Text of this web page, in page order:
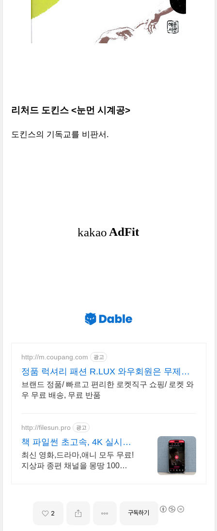
리처드 도킨스 <눈먼 시계공>
도킨스의 기독교를 비판서.
http://m.coupang.com 광고
정품 럭셔리 패션 R.LUX 와우회원은 무제한
무료 배송
브랜드 정품/ 빠르고 편리한 로켓직구 쇼핑/ 로켓 와
우 무료 배송, 무료 반품
http://filesun.pro 광고
책 파일썬 초고속, 4K 실시간
보기!
최신 영화,드라마,애니 모두 무료!
지상파 종편 채널을 몽땅 100
2 구독하기